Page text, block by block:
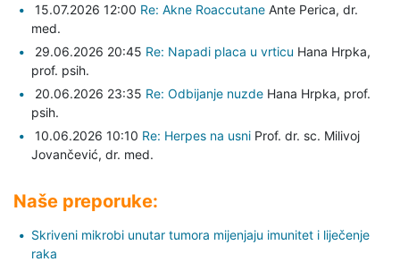
15.07.2026 12:00 Re: Akne Roaccutane Ante Perica, dr.
med.
29.06.2026 20:45 Re: Napadi placa u vrticu Hana Hrpka,
prof. psih.
20.06.2026 23:35 Re: Odbijanje nuzde Hana Hrpka, prof.
psih.
10.06.2026 10:10 Re: Herpes na usni Prof. dr. sc. Milivoj
Jovančević, dr. med.
Naše preporuke:
Skriveni mikrobi unutar tumora mijenjaju imunitet i liječenje
raka